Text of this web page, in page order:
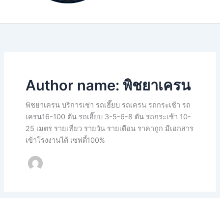
Author name: พิชยาเครน
พิชยาเครน บริการเช่า รถเฮี๊ยบ รถเครน รถกระเช้า รถ
เครน16-100 ตัน รถเฮี๊ยบ 3-5-6-8 ตัน รถกระเช้า 10-
25 เมตร รายเที่ยว รายวัน รายเดือน ราคาถูก มีเอกสาร
เข้าโรงงานได้ เซฟตี้100%